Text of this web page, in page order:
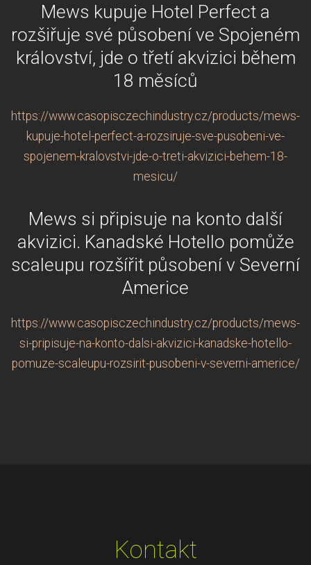
Mews kupuje Hotel Perfect a
rozšiřuje své působení ve Spojeném
království, jde o třetí akvizici během
18 měsíců
https://www.casopisczechindustry.cz/products/mews-
kupuje-hotel-perfect-a-rozsiruje-sve-pusobeni-ve-
spojenem-kralovstvi-jde-o-treti-akvizici-behem-18-
mesicu/
Mews si připisuje na konto další
akvizici. Kanadské Hotello pomůže
scaleupu rozšířit působení v Severní
Americe
https://www.casopisczechindustry.cz/products/mews-
si-pripisuje-na-konto-dalsi-akvizici-kanadske-hotello-
pomuze-scaleupu-rozsirit-pusobeni-v-severni-americe/
Kontakt